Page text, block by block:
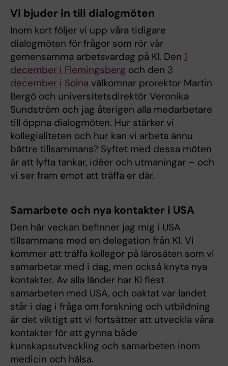
Vi bjuder in till dialogmöten
Inom kort följer vi upp våra tidigare
dialogmöten för frågor som rör vår
gemensamma arbetsvardag på KI. Den 1
december i Flemingsberg och den 3
december i Solna välkomnar prorektor Martin
Bergö och universitetsdirektör Veronika
Sundström och jag återigen alla medarbetare
till öppna dialogmöten. Hur stärker vi
kollegialiteten och hur kan vi arbeta ännu
bättre tillsammans? Syftet med dessa möten
är att lyfta tankar, idéer och utmaningar – och
vi ser fram emot att träffa er där.
Samarbete och nya kontakter i USA
Den här veckan befinner jag mig i USA
tillsammans med en delegation från KI. Vi
kommer att träffa kollegor på lärosäten som vi
samarbetar med i dag, men också knyta nya
kontakter. Av alla länder har KI flest
samarbeten med USA, och oaktat var landet
står i dag i fråga om forskning och utbildning
är det viktigt att vi fortsätter att utveckla våra
kontakter för att gynna både
kunskapsutveckling och samarbeten inom
medicin och hälsa.